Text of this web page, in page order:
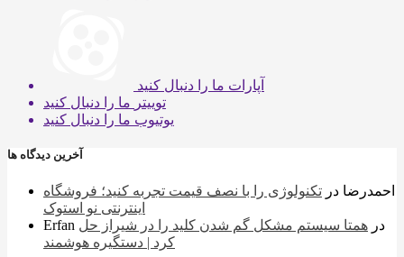
آپارات ما را دنبال کنید
توییتر ما را دنبال کنید
یوتیوب ما را دنبال کنید
آخرین دیدگاه ها
احمدرضا در تکنولوژی را با نصف قیمت تجربه کنید؛ فروشگاه
اینترنتی نو استوک
Erfan
در همتا سیستم مشکل گم شدن کلید را در شیراز حل
کرد | دستگیره هوشمند